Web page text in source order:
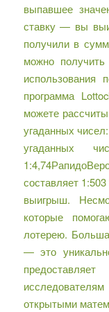
выпавшее
ставку — вы
получили в
можно
использования
программа
можете
угаданных
угаданных
составляет
выигрыш.
которые
лотерею.
— это
открытыми